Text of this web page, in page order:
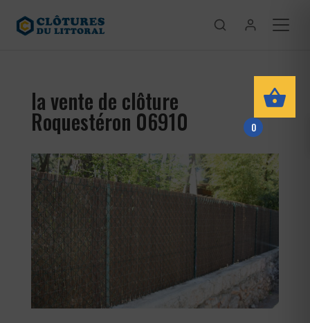
la vente de clôture
Roquestéron 06910 0